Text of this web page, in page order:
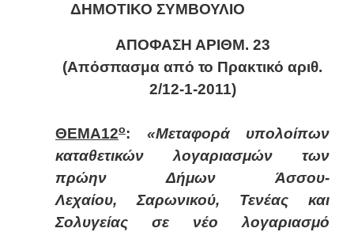
ΔΗΜΟΤΙΚΟ ΣΥΜΒΟΥΛΙΟ
ΑΠΟΦΑΣΗ ΑΡΙΘΜ. 23
(Απόσπασμα από το Πρακτικό αριθ.
2/12-1-2011)
ΘΕΜΑ12ο: «Μεταφορά υπολοίπων
καταθετικών λογαριασμών των
πρώην Δήμων Άσσου-
Λεχαίου, Σαρωνικού, Τενέας και
Σολυγείας σε νέο λογαριασμό